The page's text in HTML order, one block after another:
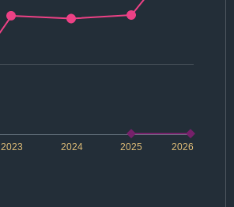
2024 2026
2023 2025